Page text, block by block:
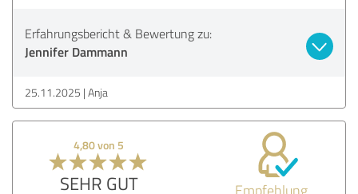
Erfahrungsbericht & Bewertung zu:
Jennifer Dammann
25.11.2025 Anja
4,80 von 5
SEHR GUT Empfehlung